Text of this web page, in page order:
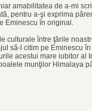
amabilitatea de a-mi
pentru a-şi exprima
Eminescu în original.
culturale între ţările
să-l citim pe Eminescu
acestui mare iubitor al
munţilor Himalaya